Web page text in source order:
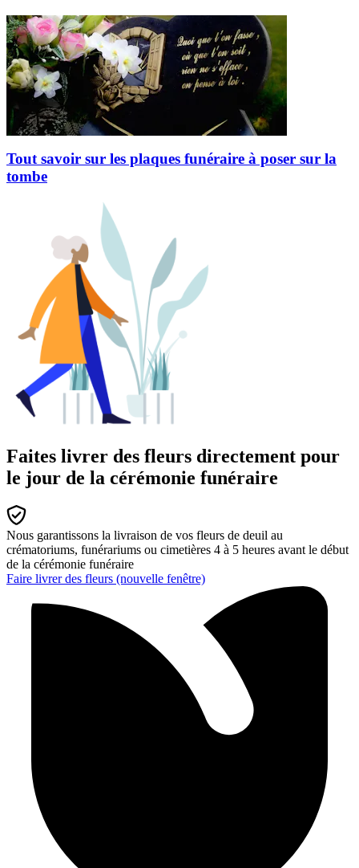
Tout savoir sur les plaques funéraire à poser sur la
tombe
Faites livrer des fleurs directement pour
le jour de la cérémonie funéraire
Nous garantissons la livraison de vos fleurs de deuil au
crématoriums, funérariums ou cimetières 4 à 5 heures avant le début
de la cérémonie funéraire
Faire livrer des fleurs (nouvelle fenêtre)